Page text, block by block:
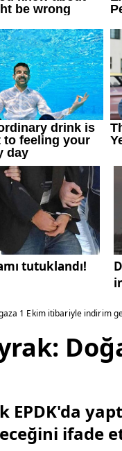
tutuklandı!
1 Ekim itibariyle indirim
EPDK'da
ifade